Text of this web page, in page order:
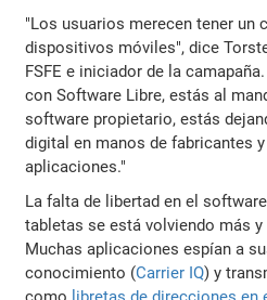
"Los usuarios merecen tener un
dispositivos móviles", dice
FSFE e iniciador de la
con Software Libre, estás al
software propietario, estás
digital en manos de fabricantes
aplicaciones."
La falta de libertad en el
tabletas se está volviendo más
Muchas aplicaciones espían a
conocimiento (Carrier IQ) y